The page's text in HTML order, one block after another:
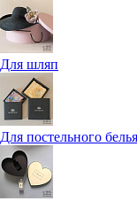
Для шляп
Для постельного